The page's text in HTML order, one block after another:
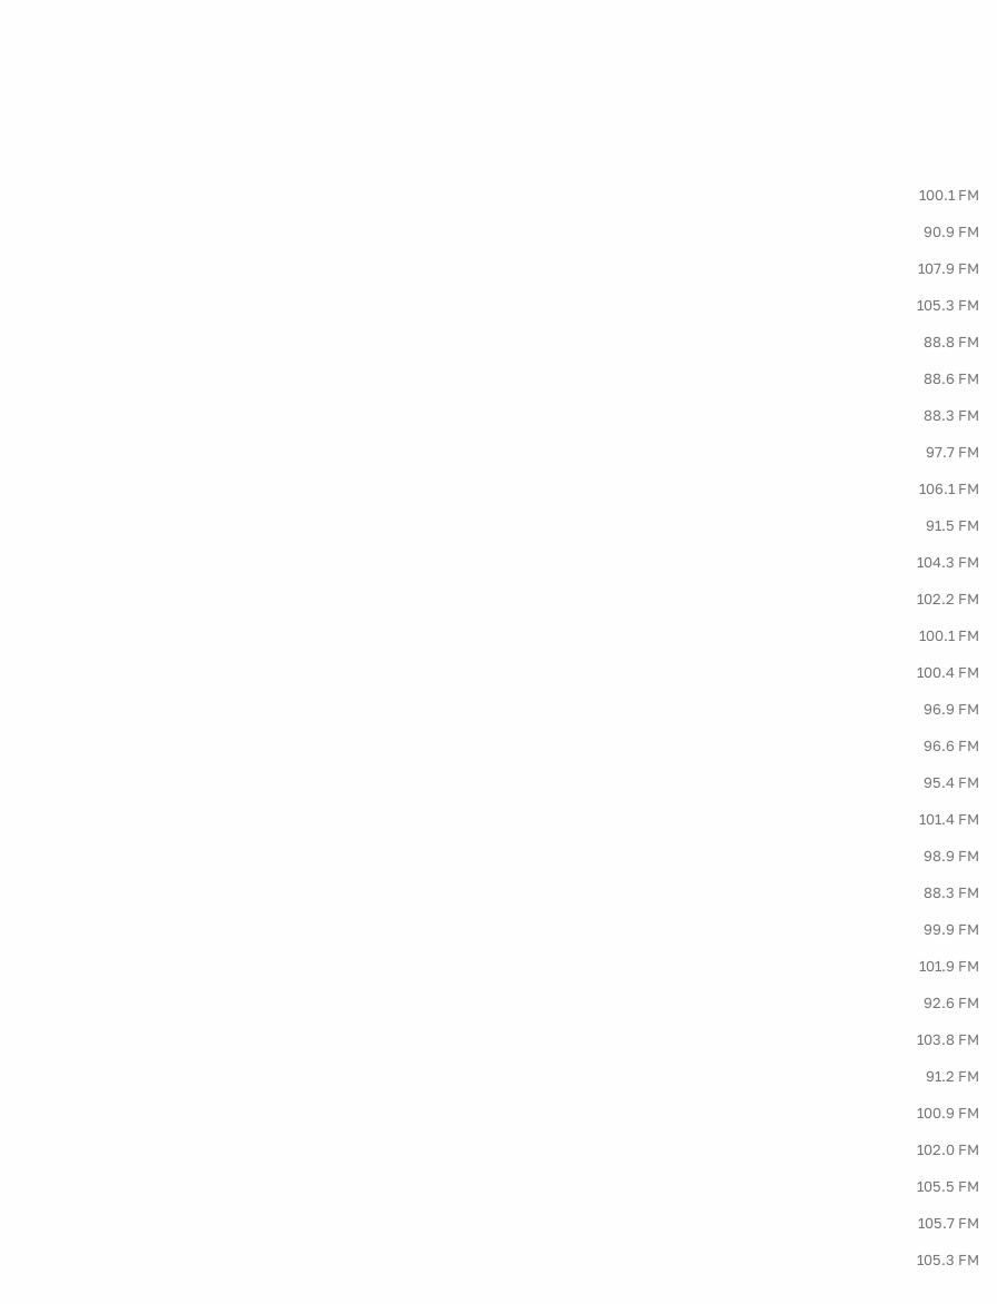
100.1 FM
90.9 FM
107.9 FM
105.3 FM
88.8 FM
88.6 FM
88.3 FM
97.7 FM
106.1 FM
91.5 FM
104.3 FM
102.2 FM
100.1 FM
100.4 FM
96.9 FM
96.6 FM
95.4 FM
101.4 FM
98.9 FM
88.3 FM
99.9 FM
101.9 FM
92.6 FM
103.8 FM
91.2 FM
100.9 FM
102.0 FM
105.5 FM
105.7 FM
105.3 FM